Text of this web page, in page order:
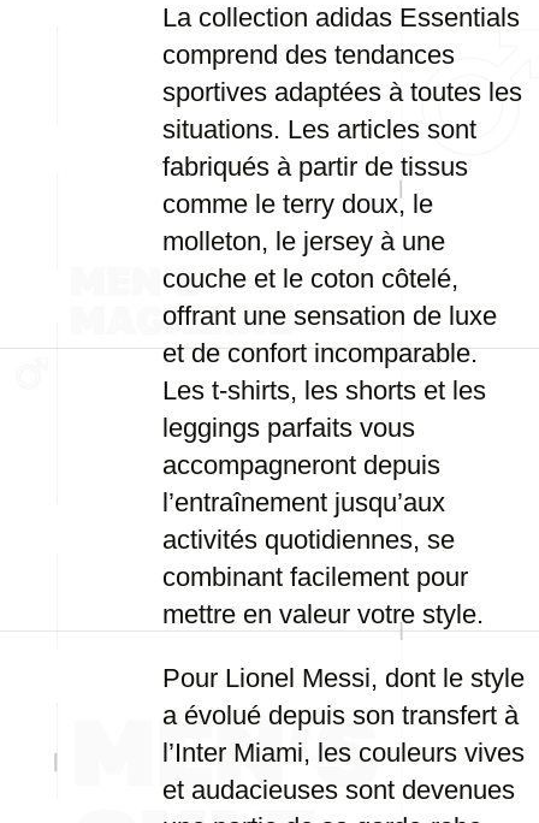
La collection adidas Essentials
comprend des tendances
sportives adaptées à toutes les
situations. Les articles sont
fabriqués à partir de tissus
comme le terry doux, le
molleton, le jersey à une
couche et le coton côtelé,
offrant une sensation de luxe
et de confort incomparable.
Les t-shirts, les shorts et les
leggings parfaits vous
accompagneront depuis
l’entraînement jusqu’aux
activités quotidiennes, se
combinant facilement pour
mettre en valeur votre style.
Pour Lionel Messi, dont le style
a évolué depuis son transfert à
l’Inter Miami, les couleurs vives
et audacieuses sont devenues